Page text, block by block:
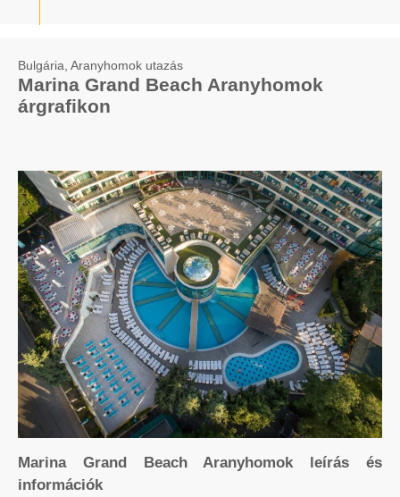
Bulgária, Aranyhomok utazás
Marina Grand Beach Aranyhomok
árgrafikon
Marina Grand Beach Aranyhomok leírás és
információk